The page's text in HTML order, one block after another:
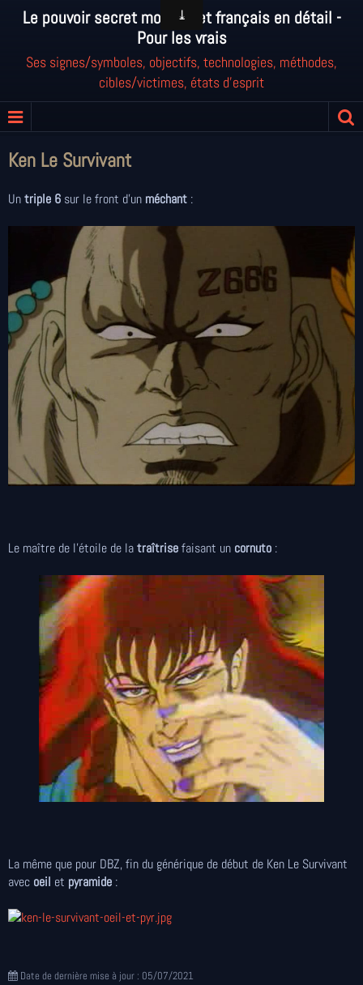
Le pouvoir secret mondial et français en détail -
Pour les vrais
Ses signes/symboles, objectifs, technologies, méthodes,
cibles/victimes, états d'esprit
Ken Le Survivant
Untriple 6 sur le front d'un méchant :
Le maître de l'étoile de latraîtrisefaisant un cornuto :
La même que pour DBZ, fin du générique de début de Ken Le Survivant
avec oeil et pyramide :
Date de dernière mise à jour : 05/07/2021